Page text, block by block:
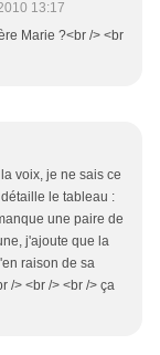
13:17
Marie ?<br /> <br
voix, je ne sais ce
le tableau :
une paire de
j'ajoute que la
raison de sa
/> <br /> <br /> ça